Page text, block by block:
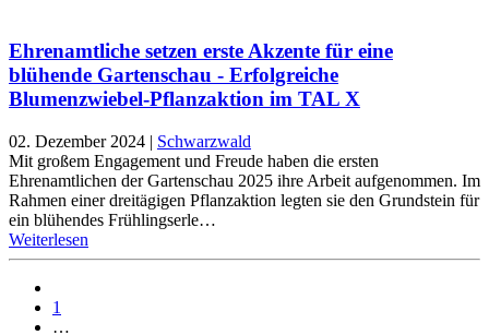
Ehrenamtliche setzen erste Akzente für eine
blühende Gartenschau - Erfolgreiche
Blumenzwiebel-Pflanzaktion im TAL X
02. Dezember 2024 | Schwarzwald
Mit großem Engagement und Freude haben die ersten
Ehrenamtlichen der Gartenschau 2025 ihre Arbeit aufgenommen. Im
Rahmen einer dreitägigen Pflanzaktion legten sie den Grundstein für
ein blühendes Frühlingserle…
Weiterlesen
1
…